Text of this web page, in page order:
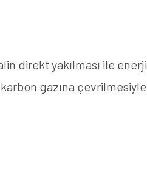
direkt yakılması ile enerji
gazına çevrilmesiyle